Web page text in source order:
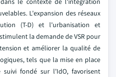
L'expansion des réseaux
(T-D) et l'urbanisation et
la demande de VSR pour
et améliorer la qualité de
tels que la mise en place
fondé sur l'IdO, favorisent